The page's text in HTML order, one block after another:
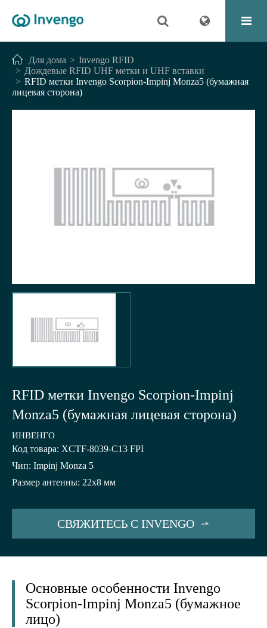
Для дома
Invengo RFID
Дождевые RFID UHF метки и UHF вставки
RFID метки Invengo Scorpion-Impinj Monza5 (бумажная
лицевая сторона)
RFID метки Invengo Scorpion-Impinj
Monza5 (бумажная лицевая сторона)
ИНВЕНГО
Код товара: XCTF-8039-C13 FPI
Чип: Impinj Monza 5
Размер антенны: 22x8 мм
СВЯЖИТЕСЬ С INVENGO 
Основные особенности Invengo
Scorpion-Impinj Monza5 (бумажное
лицо)